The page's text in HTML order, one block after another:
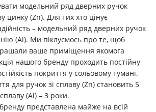
модельний ряд дверних ручок
цинку (Zn). Для тих хто цінує
– модельний ряд дверних ручок
(Al). Ми піклуємось про те, щоб
ваше приміщення якомога
нашого бренду проходить постійну
покриття у сольовому тумані.
для ручок зі сплаву (Zn) становить 5
(Al) – 3 роки.
представлена майже на всій